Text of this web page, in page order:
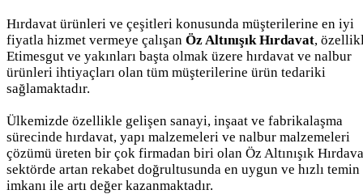
Hırdavat ürünleri ve çeşitleri konusunda müşterilerine en iyi
fiyatla hizmet vermeye çalışan Öz Altınışık Hırdavat,
Etimesgut ve yakınları başta olmak üzere hırdavat ve nalbur
ürünleri ihtiyaçları olan tüm müşterilerine ürün tedariki
sağlamaktadır.
Ülkemizde özellikle gelişen sanayi, inşaat ve fabrikalaşma
sürecinde hırdavat, yapı malzemeleri ve nalbur malzemeleri
çözümü üreten bir çok firmadan biri olan Öz Altınışık
sektörde artan rekabet doğrultusunda en uygun ve hızlı temin
imkanı ile artı değer kazanmaktadır.